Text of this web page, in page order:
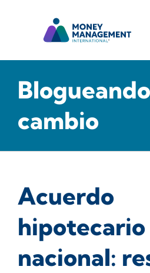
cambio
Acuerdo
hipotecario
nacional: